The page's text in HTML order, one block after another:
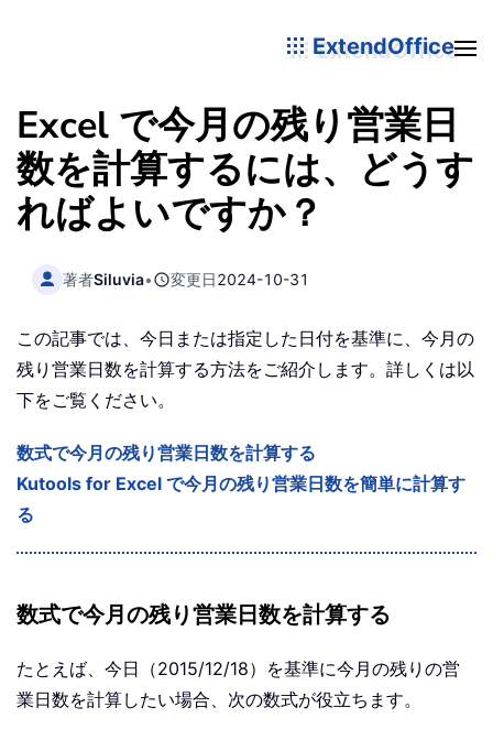
ExtendOffice
Excel で今月の残り営業日
数を計算するには、どうす
ればよいですか？
著者Siluvia• 変更日2024-10-31
この記事では、今日または指定した日付を基準に、今月の
残り営業日数を計算する方法をご紹介します。詳しくは以
下をご覧ください。
数式で今月の残り営業日数を計算する
Kutools for Excel で今月の残り営業日数を簡単に計算す
る
数式で今月の残り営業日数を計算する
たとえば、今日（2015/12/18）を基準に今月の残りの営
業日数を計算したい場合、次の数式が役立ちます。